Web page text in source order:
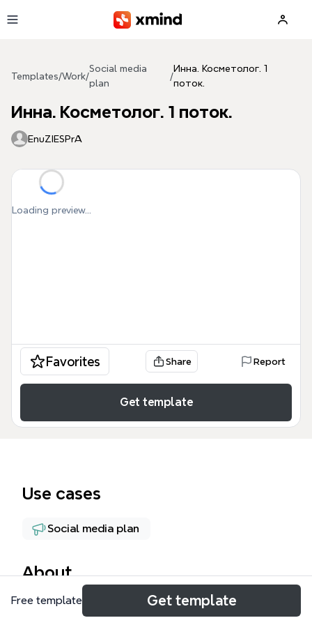
Templates/Work/
Social media
plan
/
Инна. Косметолог. 1
поток.
Инна. Косметолог. 1 поток.
EnuZIESPrA
Loading preview...
Favorites Share Report
Get template
Use cases
Social media plan
About
Инна. Косметолог. 1 поток. — это
Free template Get template